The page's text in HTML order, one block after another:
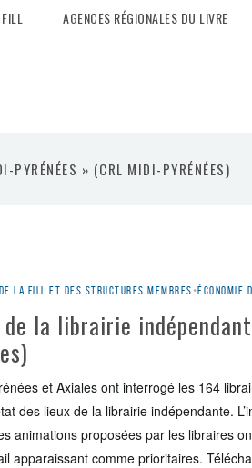
FILL AGENCES RÉGIONALES DU LIVRE
PYRÉNÉES » (CRL MIDI-PYRÉNÉES)
la Fill et des structures membres•Économie
la librairie
et Axiales ont interrogé les 164
des lieux de la librairie indépendante.
animations proposées par les libraires
apparaissant comme prioritaires.